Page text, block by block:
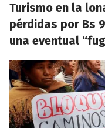
Turismo en la
pérdidas por Bs
una eventual